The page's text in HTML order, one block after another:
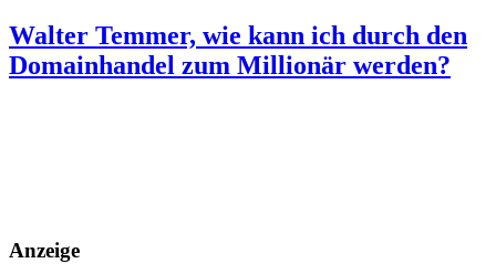
Walter Temmer, wie kann ich durch den
Domainhandel zum Millionär werden?
Anzeige